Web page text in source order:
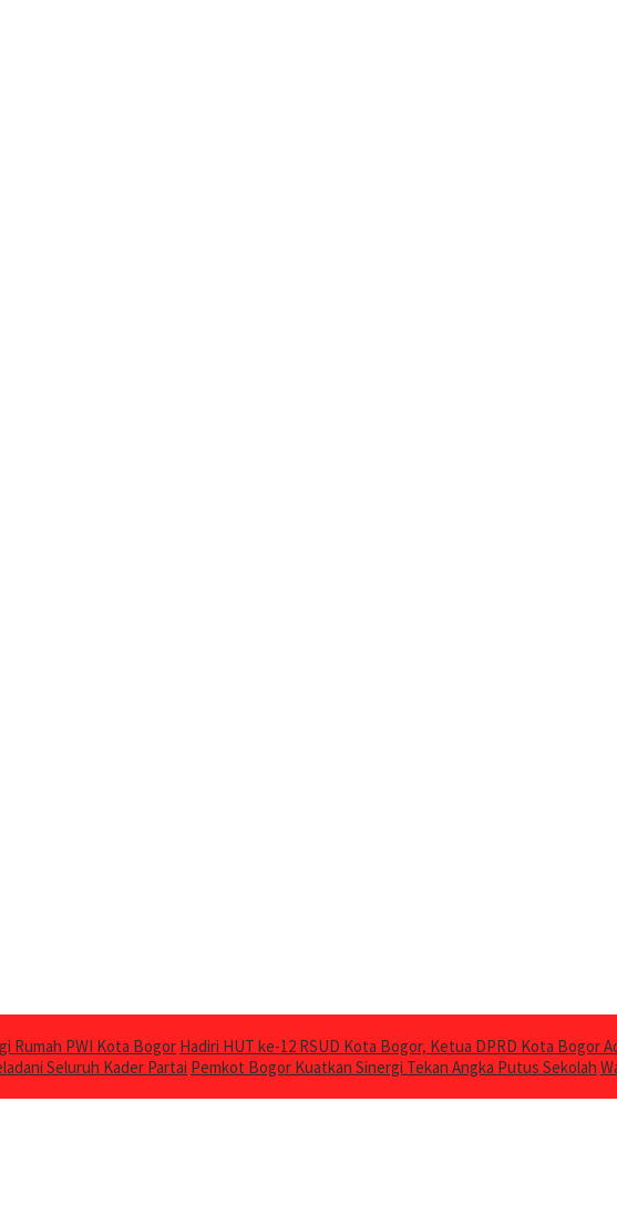
Rumah PWI Kota Bogor Hadiri HUT ke-12 RSUD Kota Bogor, Ketua DPRD Kota Bogor
Seluruh Kader Partai Pemkot Bogor Kuatkan Sinergi Tekan Angka Putus Sekolah